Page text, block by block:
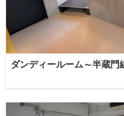
ダンディールーム～半蔵門